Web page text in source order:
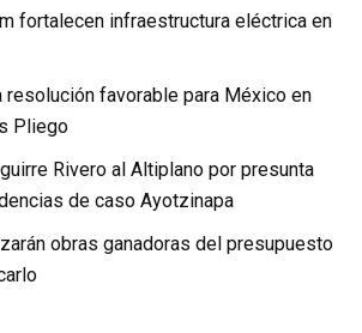
fortalecen infraestructura eléctrica en
resolución favorable para México en
Pliego
Rivero al Altiplano por presunta
de caso Ayotzinapa
obras ganadoras del presupuesto